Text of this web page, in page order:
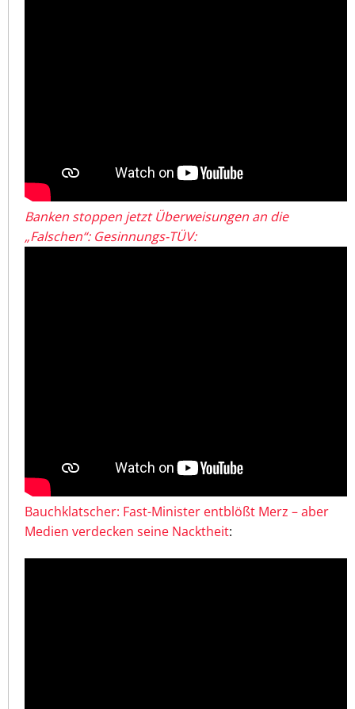
Banken stoppen jetzt Überweisungen an die
„Falschen“: Gesinnungs-TÜV:
Bauchklatscher: Fast-Minister entblößt Merz – aber
Medien verdecken seine Nacktheit: